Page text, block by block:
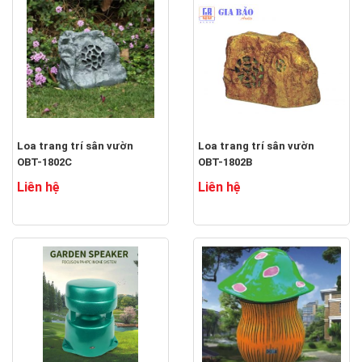
Loa trang trí sân vườn
OBT-1802C
Liên hệ
Loa trang trí sân vườn
OBT-1802B
Liên hệ